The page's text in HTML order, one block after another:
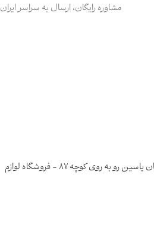
مشاوره رایگان، ارسال به سراسر ایران
کرمان - بلوارجهاد - نبش خیابان یاسین رو به روی کوچه 87 - فروشگاه لوازم